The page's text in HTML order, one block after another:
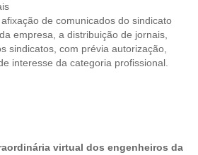
de comunicados do sindicato
empresa, a distribuição de jornais,
sindicatos, com prévia autorização,
interesse da categoria profissional.
virtual dos engenheiros da